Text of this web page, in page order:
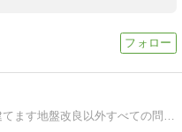
フリーランスが借金をして家を建てます地盤改良以外すべての問題が起こっているとハウスメーカーが言うほどの難工事？